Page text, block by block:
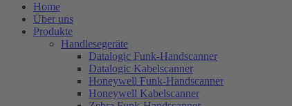
Home
Über uns
Produkte
Handlesegeräte
Datalogic Funk-Handscanner
Datalogic Kabelscanner
Honeywell Funk-Handscanner
Honeywell Kabelscanner